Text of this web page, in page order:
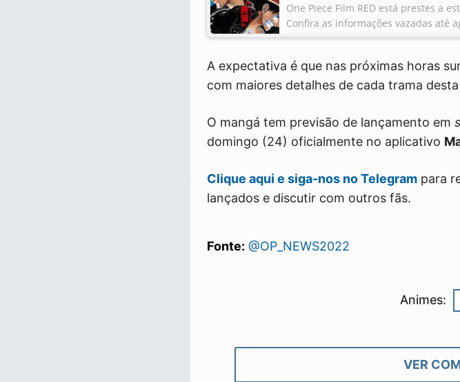
One Piece Film RED está prestes a
Confira as informações vazadas até
23/07/2022
A expectativa é que nas próximas horas
com maiores detalhes de cada trama
O mangá tem previsão de lançamento em
domingo (24) oficialmente no aplicativo
Clique aqui e siga-nos no Telegram para
lançados e discutir com outros fãs.
Fonte: @OP_NEWS2022
Animes:
VER